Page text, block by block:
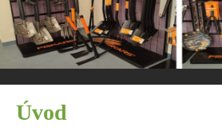
Spojovací materiál
Ostatní sortiment
Barvy na dřevo
Výrobky ze dřeva
Úvod